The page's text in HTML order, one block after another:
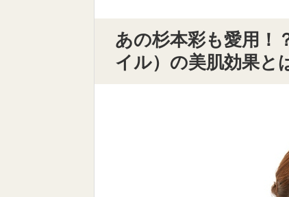
あの杉本彩も愛用！
イル）の美肌効果と